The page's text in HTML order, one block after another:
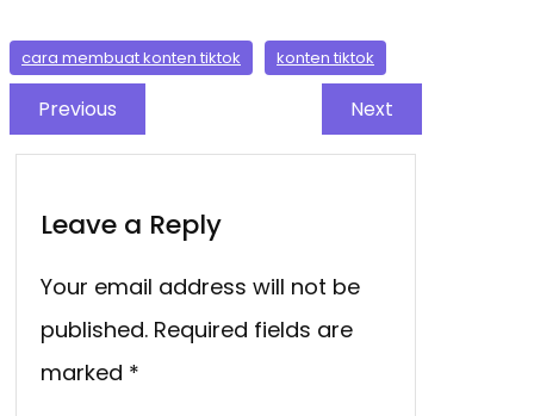
cara membuat konten tiktok konten tiktok
Previous Next
Leave a Reply
Your email address will not be
published. Required fields are
marked *